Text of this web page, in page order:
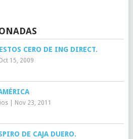
CERO DE ING DIRECT.
15, 2009
| Nov 23, 2011
DE CAJA DUERO.